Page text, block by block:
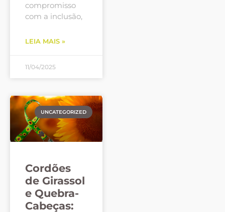
compromisso
com a inclusão,
LEIA MAIS »
11/04/2025
UNCATEGORIZED
Cordões
de Girassol
e Quebra-
Cabeças: